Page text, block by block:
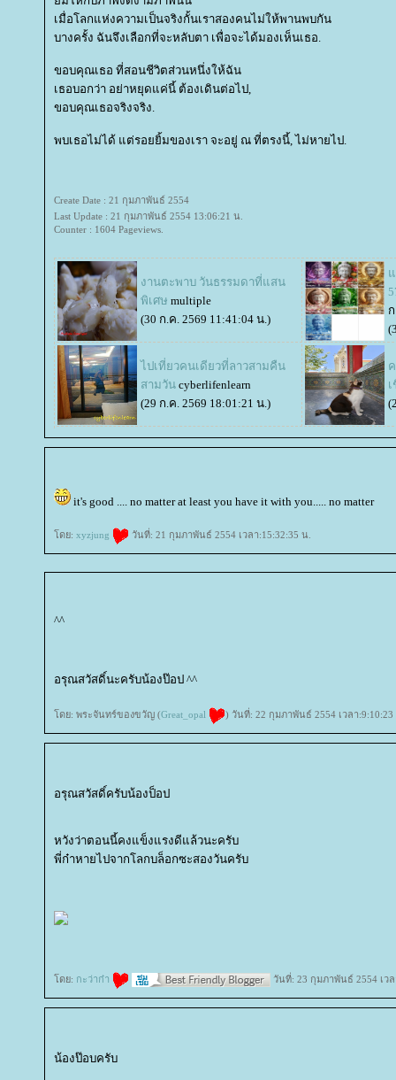
เมื่อโลกแห่งความเป็นจริงกั้นเราสองคนไม่ให้พานพบกัน
บางครั้ง ฉันจึงเลือกที่จะหลับตา เพื่อจะได้มองเห็นเธอ.
ขอบคุณเธอ ที่สอนชีวิตส่วนหนึ่งให้ฉัน
เธอบอกว่า อย่าหยุดแค่นี้ ต้องเดินต่อไป,
ขอบคุณเธอจริงจริง.
พบเธอไม่ได้ แต่รอยยิ้มของเรา จะอยู่ ณ ที่ตรงนี้, ไม่หายไป.
Create Date : 21 กุมภาพันธ์ 2554
Last Update : 21 กุมภาพันธ์ 2554 13:06:21 น.
Counter : 1604 Pageviews.
งานตะพาบ วันธรรมดาที่แสน
พิเศษ multiple
(30 ก.ค. 2569 11:41:04 น.)
ไปเที่ยวคนเดียวที่ลาวสามคืน
สามวัน cyberlifenlearn
(29 ก.ค. 2569 18:01:21 น.)
it's good .... no matter at least you have it with you..... no matter
ดย: xyzjung วันที่: 21 กุมภาพันธ์ 2554 เวลา:15:32:35 น.
^^
อรุณสวัสดิ์นะครับน้องป๊อป ^^
ดย: พระจันทร์ของขวัญ (Great_opal ) วันที่: 22 กุมภาพันธ์ 2554 เวลา
อรุณสวัสดิ์ครับน้องป็อป
หวังว่าตอนนี้คงแข็งแรงดีแล้วนะครับ
พี่ก๋าหายไปจากโลกบล็อกซะสองวันครับ
ดย: กะว่าก๋า วันที่: 23 กุมภาพันธ์ 2554 เว
น้องป๊อบครับ